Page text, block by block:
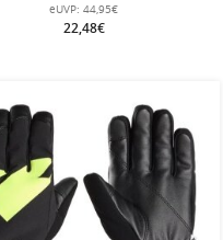
eUVP: 44,95€
22,48€